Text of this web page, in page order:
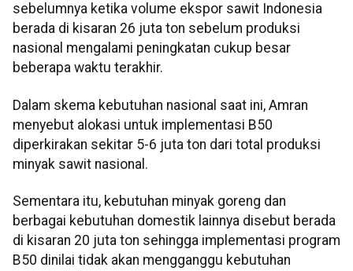
sebelumnya ketika volume ekspor sawit Indonesia
berada di kisaran 26 juta ton sebelum produksi
nasional mengalami peningkatan cukup besar
beberapa waktu terakhir.
Dalam skema kebutuhan nasional saat ini, Amran
menyebut alokasi untuk implementasi B50
diperkirakan sekitar 5-6 juta ton dari total produksi
minyak sawit nasional.
Sementara itu, kebutuhan minyak goreng dan
berbagai kebutuhan domestik lainnya disebut berada
di kisaran 20 juta ton sehingga implementasi program
B50 dinilai tidak akan mengganggu kebutuhan